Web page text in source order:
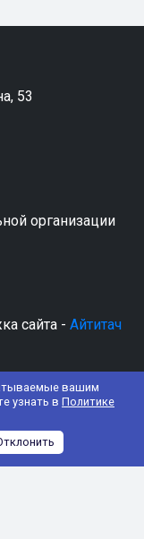
вашим
узнать в Политике
53
организации
сайта - Айтитач